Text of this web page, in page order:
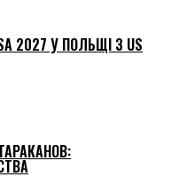
2027 У ПОЛЬЩІ З US